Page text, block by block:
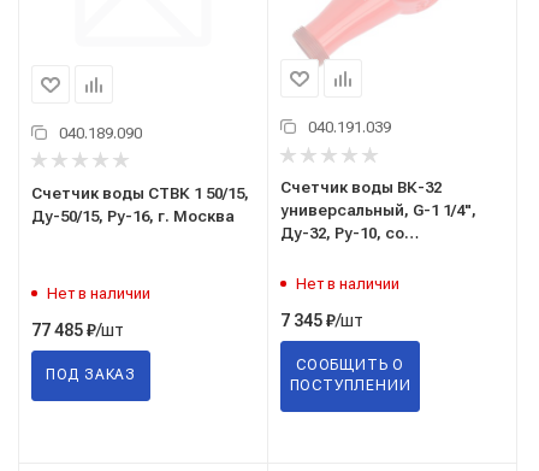
040.189.090
Счетчик воды СТВК 1 50/15,
Ду-50/15, Ру-16, г. Москва
Нет в наличии
77 485₽/шт
ПОД ЗАКАЗ
040.191.039
Счетчик воды ВК-32
универсальный, G-1 1/4",
Ду-32, Ру-10, со
присоединение, г. Санкт-
Нет в наличии
7 345₽/шт
СООБЩИТЬ О
ПОСТУПЛЕНИИ